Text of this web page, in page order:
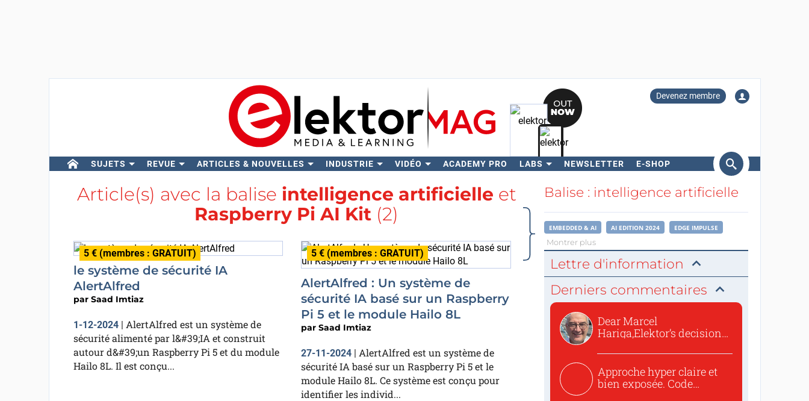
Devenez membre
SUJETS REVUE ARTICLES & NOUVELLES INDUSTRIE VIDÉO ACADEMY PRO LABS NEWSLETTER E-SHOP
Rechercher
Article(s) avec la balise intelligence artificielle et
Raspberry Pi AI Kit (2)
5 € (membres : GRATUIT)
le système de sécurité IA
AlertAlfred
par Saad Imtiaz
1-12-2024| AlertAlfred est un système de
sécurité alimenté par l&#39;IA et construit
autour d&#39;un Raspberry Pi 5 et du module
Hailo 8L. Il est conçu...
5 € (membres : GRATUIT)
AlertAlfred : Un système de
sécurité IA basé sur un Raspberry
Pi 5 et le module Hailo 8L
par Saad Imtiaz
27-11-2024 | AlertAlfred est un système de
sécurité IA basé sur un Raspberry Pi 5 et le
module Hailo 8L. Ce système est conçu pour
identifier les individ...
Balise : intelligence artificielle
EMBEDDED & AI AI EDITION 2024 EDGE IMPULSE
Montrer plus
Lettre d'information
Derniers commentaires
Dear Marcel
Hariga,Elektor’s decision
Approche hyper claire et
bien exposée. Code